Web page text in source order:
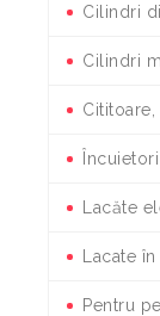
Cilindri
Cilindri
Încuietori
Lacăte
Lacate
Pentru